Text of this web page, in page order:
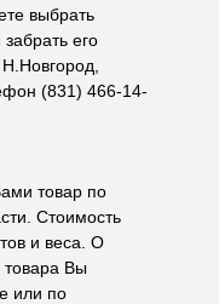
выбрать
его
(831) 466-14-
товар по
Стоимость
и веса. О
товара Вы
или по